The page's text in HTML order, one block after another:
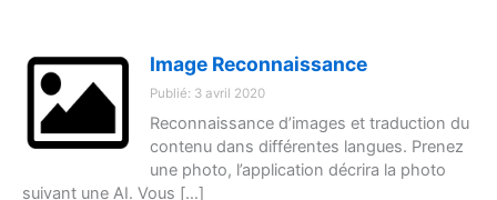
Image Reconnaissance
Publié: 3 avril 2020
Reconnaissance d’images et traduction du
contenu dans différentes langues. Prenez
une photo, l’application décrira la photo
suivant une AI. Vous […]